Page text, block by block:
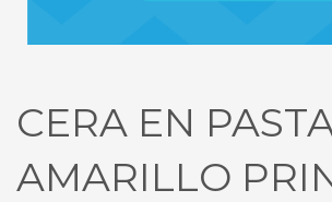
CERA EN
AMARILLO